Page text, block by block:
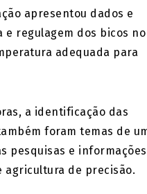
apresentou dados e
e regulagem dos bicos no
adequada para
a identificação das
foram temas de
pesquisas e informações
agricultura de precisão.